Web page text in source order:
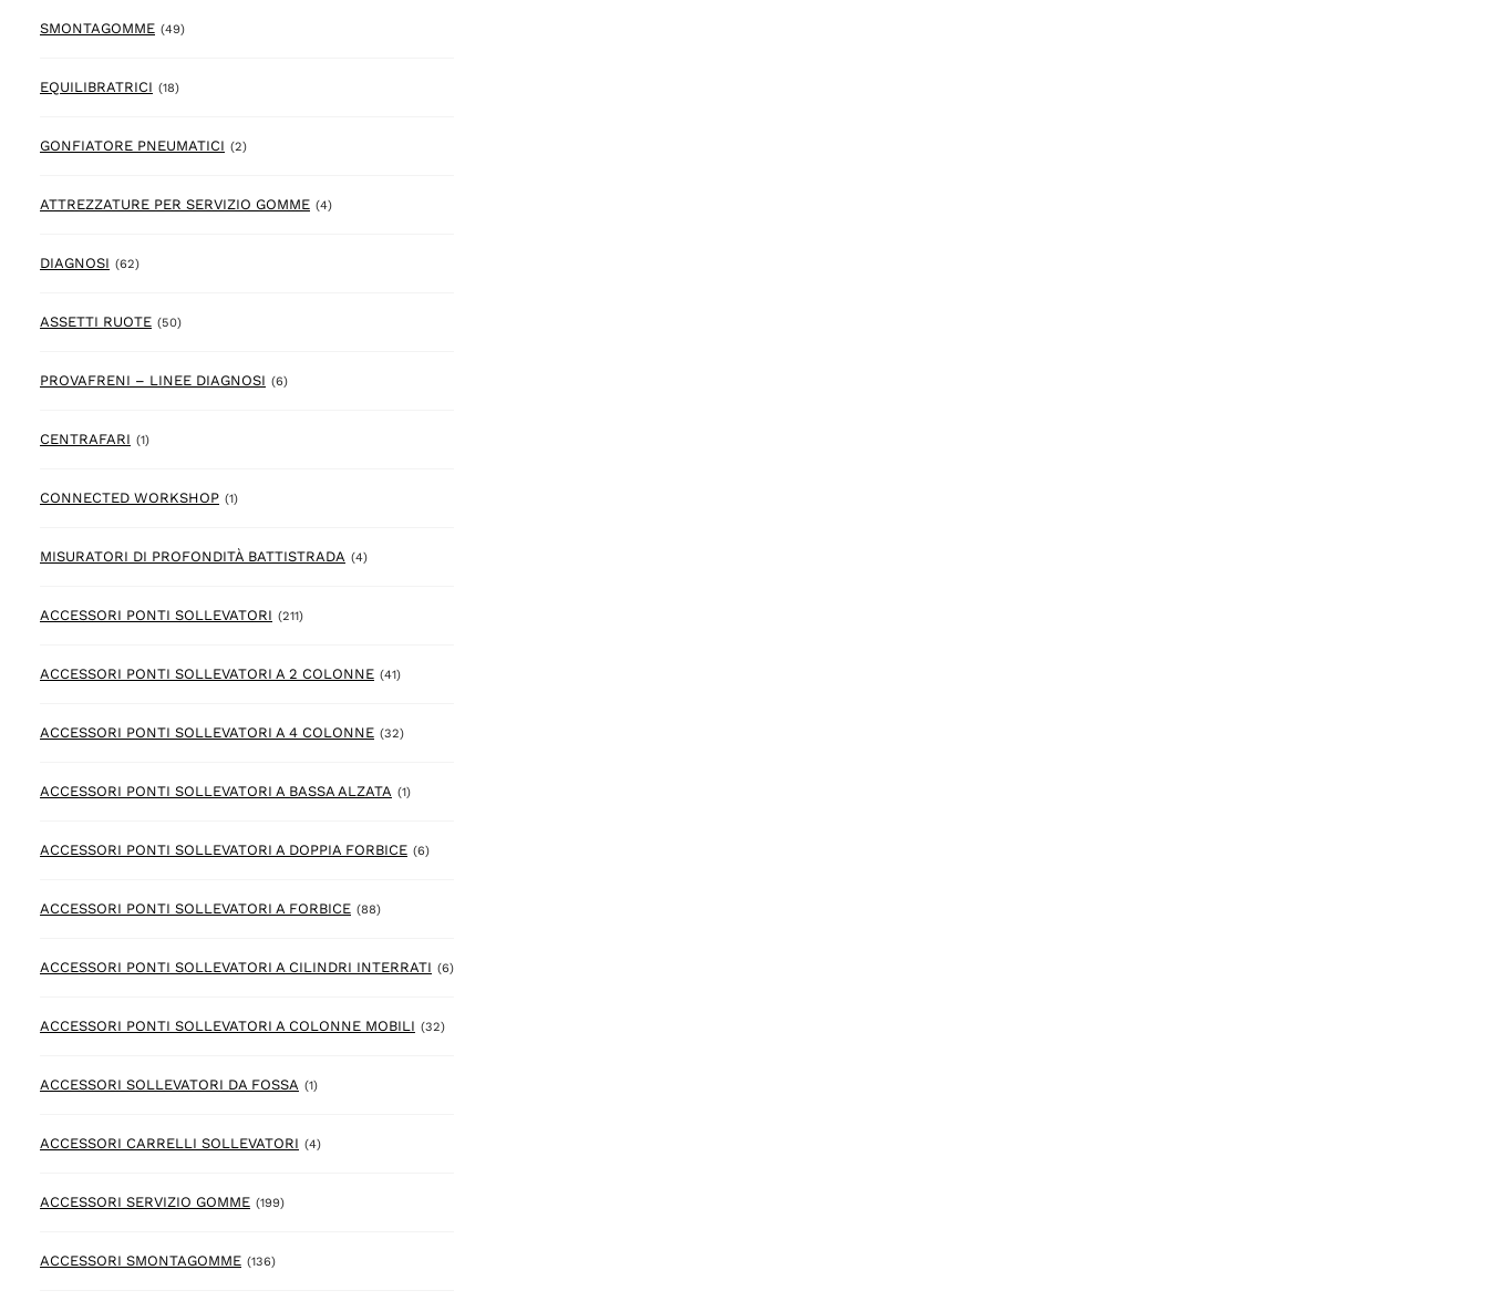
SMONTAGOMME (49)49 prodotto
EQUILIBRATRICI (18)18 prodotto
GONFIATORE PNEUMATICI (2)2 prodotto
ATTREZZATURE PER SERVIZIO GOMME (4)4 prodotto
DIAGNOSI (62)62 prodotto
ASSETTI RUOTE (50)50 prodotto
PROVAFRENI – LINEE DIAGNOSI (6)6 prodotto
CENTRAFARI (1)1 prodotto
CONNECTED WORKSHOP (1)1 prodotto
MISURATORI DI PROFONDITÀ BATTISTRADA (4)4 prodotto
ACCESSORI PONTI SOLLEVATORI (211)211 prodotto
ACCESSORI PONTI SOLLEVATORI A 2 COLONNE (41)41 prodotto
ACCESSORI PONTI SOLLEVATORI A 4 COLONNE (32)32 prodotto
ACCESSORI PONTI SOLLEVATORI A BASSA ALZATA (1)1 prodotto
ACCESSORI PONTI SOLLEVATORI A DOPPIA FORBICE (6)6 prodotto
ACCESSORI PONTI SOLLEVATORI A FORBICE (88)88 prodotto
ACCESSORI PONTI SOLLEVATORI A CILINDRI INTERRATI (6)6 prodotto
ACCESSORI PONTI SOLLEVATORI A COLONNE MOBILI (32)32 prodotto
ACCESSORI SOLLEVATORI DA FOSSA (1)1 prodotto
ACCESSORI CARRELLI SOLLEVATORI (4)4 prodotto
ACCESSORI SERVIZIO GOMME (199)199 prodotto
ACCESSORI SMONTAGOMME (136)136 prodotto